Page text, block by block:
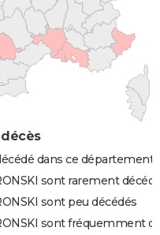
décès
dans ce département
sont rarement
sont peu décédés
sont fréquemment